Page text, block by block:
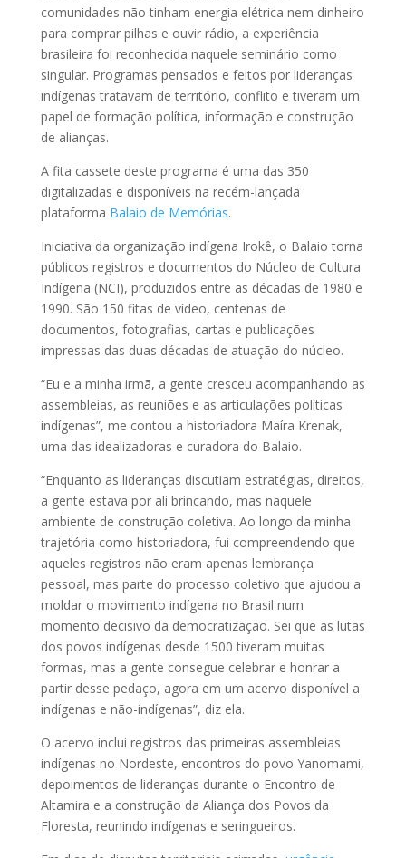
comunidades não tinham energia elétrica nem dinheiro
para comprar pilhas e ouvir rádio, a experiência
brasileira foi reconhecida naquele seminário como
singular. Programas pensados e feitos por lideranças
indígenas tratavam de território, conflito e tiveram um
papel de formação política, informação e construção
de alianças.
A fita cassete deste programa é uma das 350
digitalizadas e disponíveis na recém-lançada
plataforma Balaio de Memórias.
Iniciativa da organização indígena Irokê, o Balaio torna
públicos registros e documentos do Núcleo de Cultura
Indígena (NCI), produzidos entre as décadas de 1980 e
1990. São 150 fitas de vídeo, centenas de
documentos, fotografias, cartas e publicações
impressas das duas décadas de atuação do núcleo.
“Eu e a minha irmã, a gente cresceu acompanhando as
assembleias, as reuniões e as articulações políticas
indígenas”, me contou a historiadora Maíra Krenak,
uma das idealizadoras e curadora do Balaio.
“Enquanto as lideranças discutiam estratégias, direitos,
a gente estava por ali brincando, mas naquele
ambiente de construção coletiva. Ao longo da minha
trajetória como historiadora, fui compreendendo que
aqueles registros não eram apenas lembrança
pessoal, mas parte do processo coletivo que ajudou a
moldar o movimento indígena no Brasil num
momento decisivo da democratização. Sei que as lutas
dos povos indígenas desde 1500 tiveram muitas
formas, mas a gente consegue celebrar e honrar a
partir desse pedaço, agora em um acervo disponível a
indígenas e não-indígenas”, diz ela.
O acervo inclui registros das primeiras assembleias
indígenas no Nordeste, encontros do povo Yanomami,
depoimentos de lideranças durante o Encontro de
Altamira e a construção da Aliança dos Povos da
Floresta, reunindo indígenas e seringueiros.